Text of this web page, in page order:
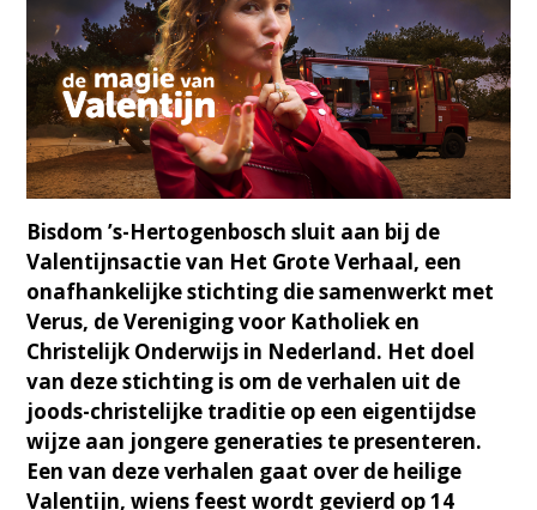
Bisdom ’s-Hertogenbosch sluit aan bij de
Valentijnsactie van Het Grote Verhaal, een
onafhankelijke stichting die samenwerkt met
Verus, de Vereniging voor Katholiek en
Christelijk Onderwijs in Nederland. Het doel
van deze stichting is om de verhalen uit de
joods-christelijke traditie op een eigentijdse
wijze aan jongere generaties te presenteren.
Een van deze verhalen gaat over de heilige
Valentijn, wiens feest wordt gevierd op 14